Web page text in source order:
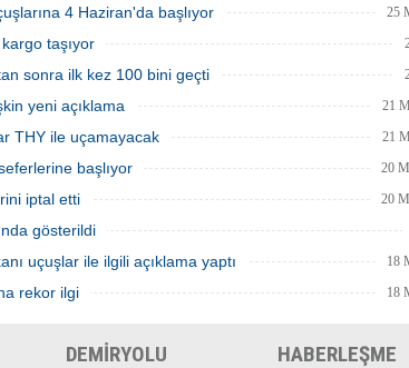
seferlerinin, 1 Haziran itibarıyla iç
hatlarda yeniden başlayacağını bildirdi.
anlaşma
4 Haziran'da başlıyor 25
taşıyor
sonra ilk kez 100 bini geçti
yeni açıklama 21
THY ile uçamayacak 21
başlıyor 20
iptal etti 20
gösterildi
uçuşlar ile ilgili açıklama yaptı 18
rekor ilgi 18
DEMİRYOLU HABERLEŞME